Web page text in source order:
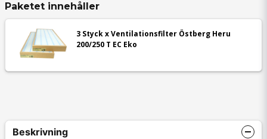
Paketet innehåller
3 Styck x Ventilationsfilter Östberg Heru
200/250 T EC Eko
Beskrivning